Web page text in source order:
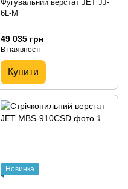
Фугувальний верстат JET JJ-
6L-M
49 035 грн
В наявності
Купити
Новинка